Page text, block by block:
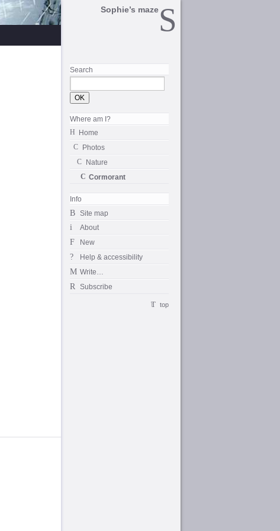
Sophie’s maze
Search
Where am I?
Home
Photos
Nature
Cormorant
Info
Site map
About
New
Help & accessibility
Write…
Subscribe
top